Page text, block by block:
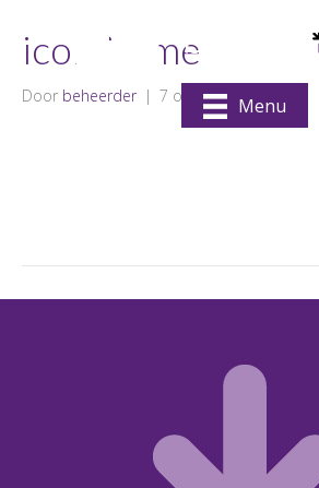
Menu
icon-home
Door beheerder | 7 oktober 2025